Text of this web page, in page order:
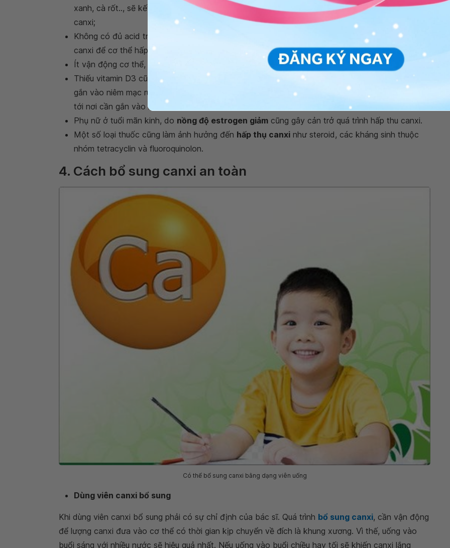
xanh, cà rốt.., sẽ kết hợp với canxi tạo thành muối canxi không hòa tan, làm giảm hấp thu
canxi;
Không có đủ acid trong dịch vị dạ dày sẽ làm giảm hấp thu canxi vì acid dạ dày giúp hòa tan
canxi để cơ thể hấp thu dễ dàng;
Ít vận động cơ thể, trạng thái tâm lý căng thẳng sẽ làm giảm hấp thu canxi;
Thiếu vitamin D3 cũng là yếu tố ảnh hưởng đến sự
hấp thu canxi
trong cơ thể, vì vitamin D3
gắn vào niêm mạc ruột giúp tăng hấp thu canxi qua thành ruột, đóng vai trò là chất dẫn canxi
tới nơi cần gắn vào hệ xương.
Phụ nữ ở tuổi mãn kinh, do nồng độ estrogen giảm cũng gây cản trở quá trình hấp thu canxi.
Một số loại thuốc cũng làm ảnh hưởng đến hấp thụ canxi như steroid, các kháng sinh thuộc
nhóm tetracyclin và fluoroquinolon.
4. Cách bổ sung canxi an toàn
Có thể bổ sung canxi bằng dạng viên uống
Dùng viên canxi bổ sung
Khi dùng viên canxi bổ sung phải có sự chỉ định của bác sĩ. Quá trình bổ sung canxi, cần vận động
để lượng canxi đưa vào cơ thể có thời gian kịp chuyển về đích là khung xương. Vì thế, uống vào
buổi sáng với nhiều nước sẽ hiệu quả nhất. Nếu uống vào buổi chiều hay tối sẽ khiến canxi lắng